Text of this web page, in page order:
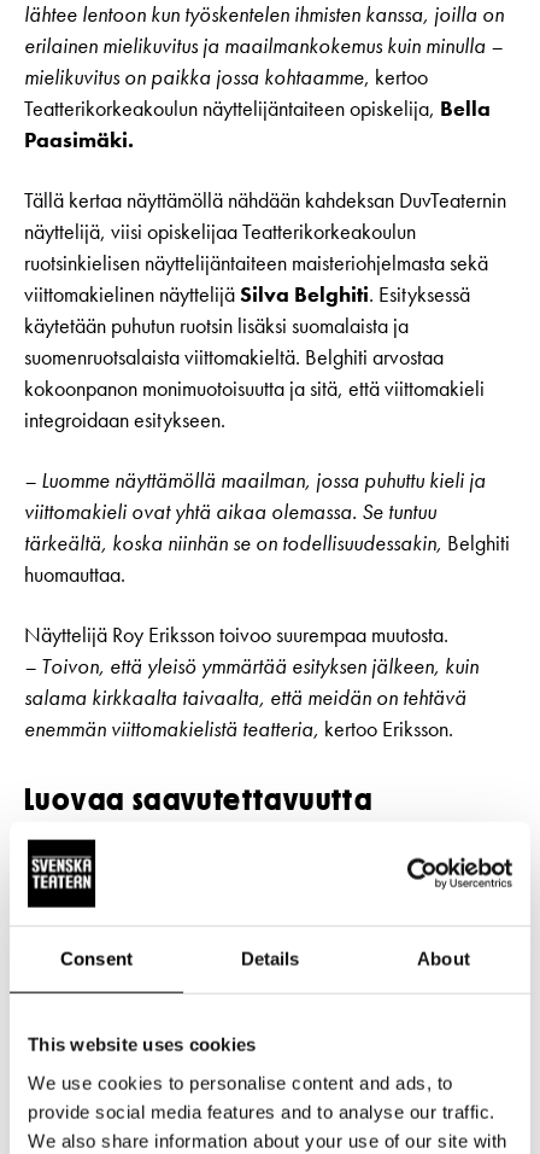
Consent Details About
This website uses cookies
We use cookies to personalise content and ads, to
provide social media features and to analyse our traffic.
We also share information about your use of our site with
lähtee lentoon kun työskentelen ihmisten kanssa, joilla on
erilainen mielikuvitus ja maailmankokemus kuin minulla –
mielikuvitus on paikka jossa kohtaamme, kertoo
Teatterikorkeakoulun näyttelijäntaiteen opiskelija, Bella
Paasimäki.
Tällä kertaa näyttämöllä nähdään kahdeksan DuvTeaternin
näyttelijä, viisi opiskelijaa Teatterikorkeakoulun
ruotsinkielisen näyttelijäntaiteen maisteriohjelmasta sekä
viittomakielinen näyttelijäSilva Belghiti. Esityksessä
käytetään puhutun ruotsin lisäksi suomalaista ja
suomenruotsalaista viittomakieltä. Belghiti arvostaa
kokoonpanon monimuotoisuutta ja sitä, että viittomakieli
integroidaan esitykseen.
– Luomme näyttämöllä maailman, jossa puhuttu kieli ja
viittomakieli ovat yhtä aikaa olemassa. Se tuntuu
tärkeältä, koska niinhän se on todellisuudessakin, Belghiti
huomauttaa.
Näyttelijä Roy Eriksson toivoo suurempaa muutosta.
– Toivon, että yleisö ymmärtää esityksen jälkeen, kuin
salama kirkkaalta taivaalta, että meidän on tehtävä
enemmän viittomakielistä teatteria, kertoo Eriksson.
Luovaa saavutettavuutta
Livsfarligt på allvar!
-esityksen taiteellinen tiimi on
inspiroitunut brittiläisen nykytaiteen
saavutettavuusajattelusta. Yleisön ja taiteilijoiden erilaiset
tarpeet ovat toimineet inspiraation lähteenä taiteellisessa
työssä. Koko tiimi – äänisuunnittelija, lavastaja,
muu – on tutkinut ja saanut inspiraatiota siihen, miten
saavutettavuusratkaisuja integroidaan työskentelyyn jo heti
prosessin alusta alkaen.